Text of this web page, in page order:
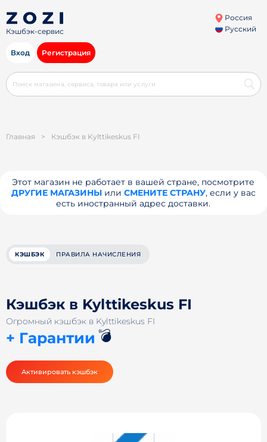
Кэшбэк-сервис
Россия
Русский
Вход Регистрация
Главная > Кэшбэк в Kylttikeskus FI
Этот магазин не работает в вашей стране, посмотрите
ДРУГИЕ МАГАЗИНЫили СМЕНИТЕ СТРАНУ, если у вас
есть иностранный адрес доставки.
КЭШБЭК ПРАВИЛА НАЧИСЛЕНИЯ
Кэшбэк в Kylttikeskus FI
Огромный кэшбэк в Kylttikeskus FI
+ Гарантии 💣
Активировать кэшбэк